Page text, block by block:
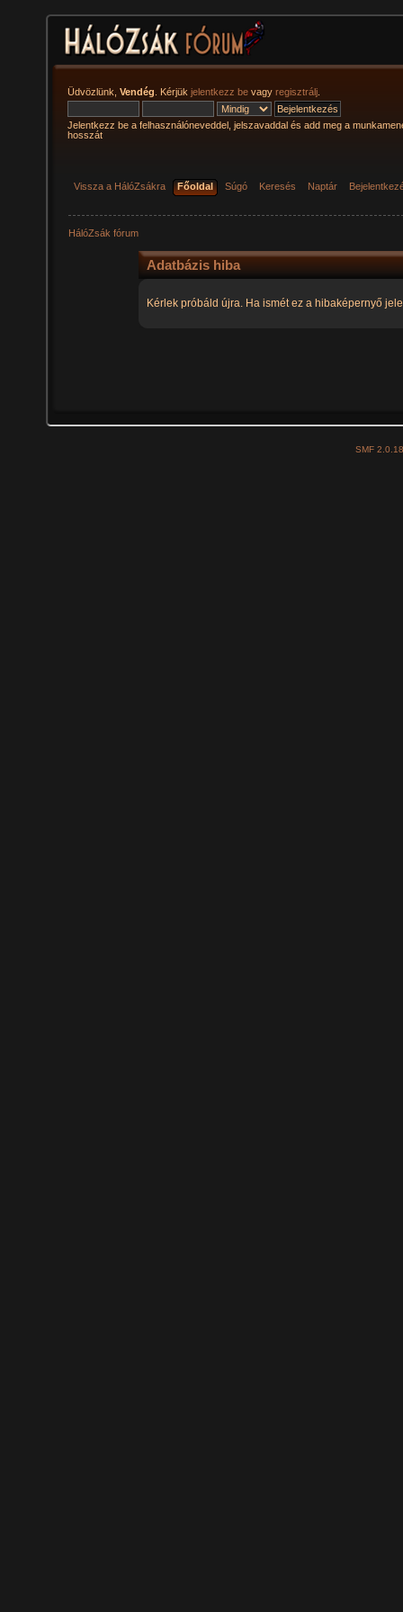
Üdvözlünk, Vendég . Kérjük jelentkezz be vagy regisztrálj
Jelentkezz be a felhasználóneveddel, jelszavaddal és add meg a
hosszát
Vissza a HálóZsákra Főoldal Súgó Keresés Naptár
HálóZsák fórum
Adatbázis hiba
Kérlek próbáld újra. Ha ismét ez a hibaképernyő
SMF 2.0.18